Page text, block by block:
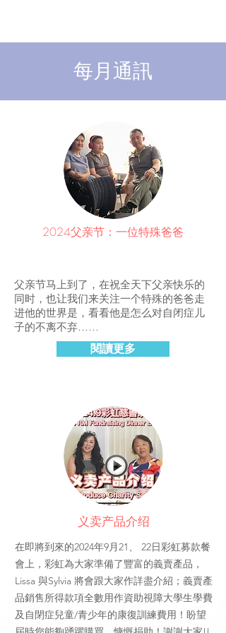
每月通訊
2024父亲节：一位特殊爸爸
父亲节马上到了，在祝全天下父亲快乐的
同时，也让我们来关注一个特殊的爸爸走
进他的世界是，看看他是怎么对自闭症儿
子的不离不弃……
閱讀更多
义卖产品介绍
在即將到來的2024年9月21、 22日彩虹募款餐
會上，彩虹為大家準備了豐富的義賣產品，
Lissa 與Sylvia 將會跟大家作詳盡介紹；義賣產
品銷售所得款項全數用作資助視障大學生學費
及自閉症兒童/青少年的康復訓練費用！盼望